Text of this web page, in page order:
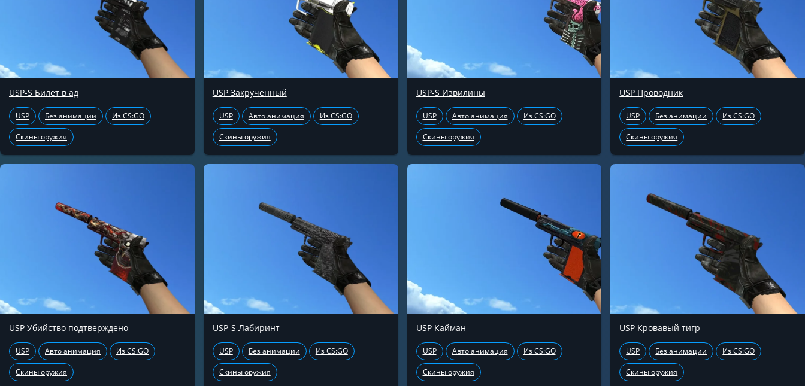
USP-S Билет в ад
USP Без анимации Из CS:GO
Скины оружия
USP Закрученный
USP Авто анимация Из CS:GO
Скины оружия
USP-S Извилины
USP Авто анимация Из CS:GO
Скины оружия
USP Проводник
USP Без анимации Из CS:GO
Скины оружия
USP Убийство подтверждено
USP Авто анимация Из CS:GO
Скины оружия
USP-S Лабиринт
USP Без анимации Из CS:GO
Скины оружия
USP Кайман
USP Авто анимация Из CS:GO
Скины оружия
USP Кровавый тигр
USP Без анимации Из CS:GO
Скины оружия